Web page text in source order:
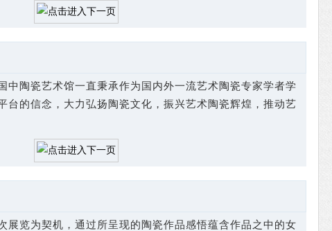
陶瓷艺术馆一直秉承作为国内外一流艺术陶瓷专家学者学
台的信念，大力弘扬陶瓷文化，振兴艺术陶瓷辉煌，推动艺
览为契机，通过所呈现的陶瓷作品感悟蕴含作品之中的女